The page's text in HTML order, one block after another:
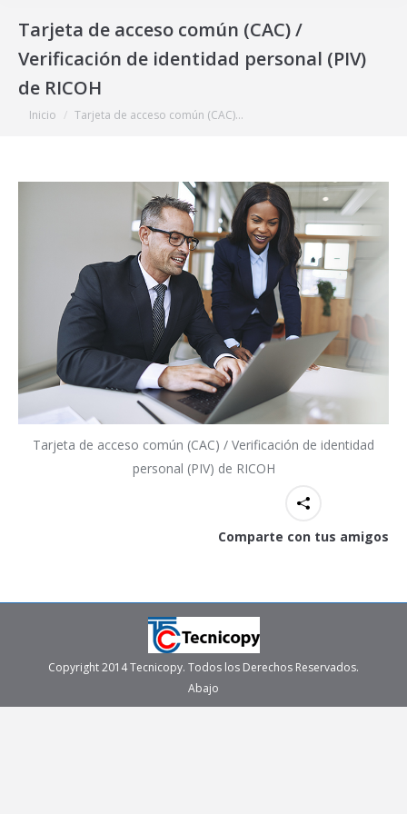
Tarjeta de acceso común (CAC) /
Verificación de identidad personal (PIV)
de RICOH
Estás aquí:
Inicio Tarjeta de acceso común (CAC)…
Tarjeta de acceso común (CAC) / Verificación de identidad
personal (PIV) de RICOH
Comparte con tus amigos
Copyright 2014 Tecnicopy. Todos los Derechos Reservados.
Abajo